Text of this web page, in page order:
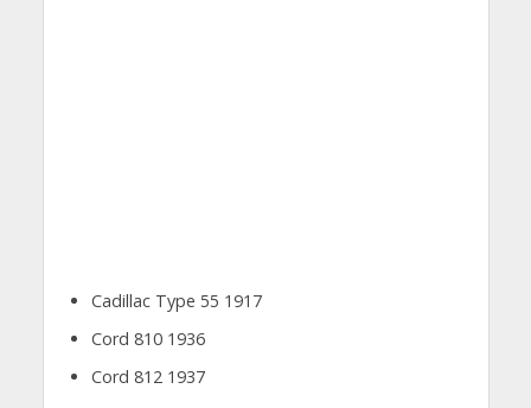
Cadillac Type 55 1917
Cord 810 1936
Cord 812 1937